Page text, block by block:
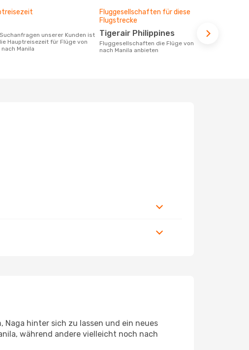
Hauptreisezeit für Flüge von
nach Manila
Fluggesellschaften für diese
Flugstrecke
Tigerair Philippines
Fluggesellschaften die Flüge von Naga
nach Manila anbieten
Naga hinter sich zu lassen und ein neues
während andere vielleicht noch nach